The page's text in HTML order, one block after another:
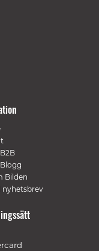
Bilden
nyhetsbrev